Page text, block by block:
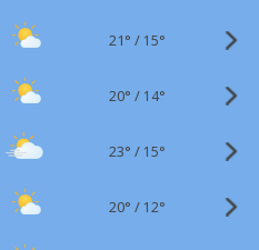
21° / 15°
20° / 14°
23° / 15°
20° / 12°